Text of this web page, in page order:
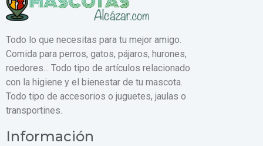
Todo lo que necesitas para tu mejor amigo.
Comida para perros, gatos, pájaros, hurones,
roedores... Todo tipo de artículos relacionado
con la higiene y el bienestar de tu mascota.
Todo tipo de accesorios o juguetes, jaulas o
transportines.
Información